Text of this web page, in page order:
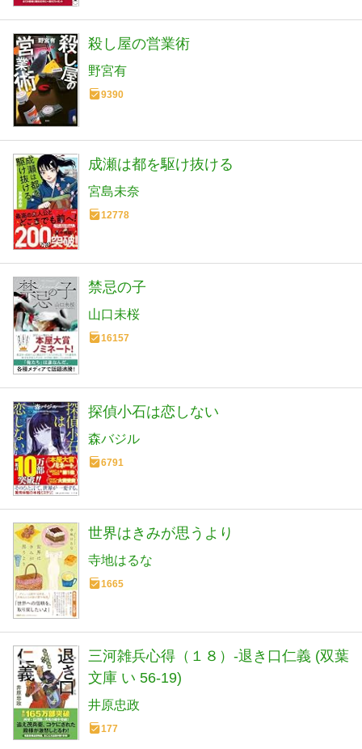
殺し屋の営業術
野宮有
9390
成瀬は都を駆け抜ける
宮島未奈
12778
禁忌の子
山口未桜
16157
探偵小石は恋しない
森バジル
6791
世界はきみが思うより
寺地はるな
1665
三河雑兵心得（１８）-退き口仁義 (双葉
文庫 い 56-19)
井原忠政
177